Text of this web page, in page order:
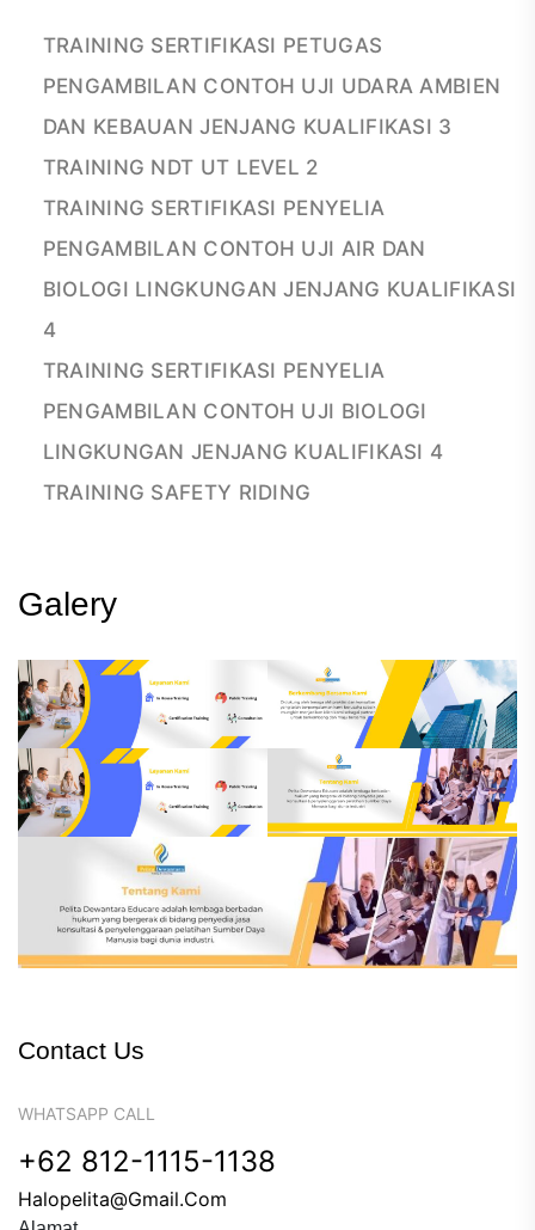
TRAINING SERTIFIKASI PETUGAS
PENGAMBILAN CONTOH UJI UDARA AMBIEN
DAN KEBAUAN JENJANG KUALIFIKASI 3
TRAINING NDT UT LEVEL 2
TRAINING SERTIFIKASI PENYELIA
PENGAMBILAN CONTOH UJI AIR DAN
BIOLOGI LINGKUNGAN JENJANG KUALIFIKASI
4
TRAINING SERTIFIKASI PENYELIA
PENGAMBILAN CONTOH UJI BIOLOGI
LINGKUNGAN JENJANG KUALIFIKASI 4
TRAINING SAFETY RIDING
Galery
Contact Us
WHATSAPP CALL
+62 812-1115-1138
Halopelita@gmail.com